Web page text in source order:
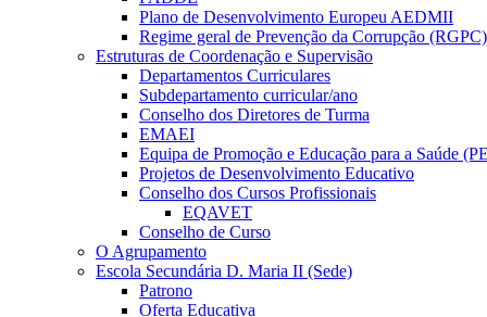
Plano de Desenvolvimento Europeu AEDMII
Regime geral de Prevenção da Corrupção (RGPC)
Estruturas de Coordenação e Supervisão
Departamentos Curriculares
Subdepartamento curricular/ano
Conselho dos Diretores de Turma
EMAEI
Equipa de Promoção e Educação para a Saúde
Projetos de Desenvolvimento Educativo
Conselho dos Cursos Profissionais
EQAVET
Conselho de Curso
O Agrupamento
Escola Secundária D. Maria II (Sede)
Patrono
Oferta Educativa